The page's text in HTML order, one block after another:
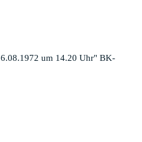
um 14.20 Uhr" BK-